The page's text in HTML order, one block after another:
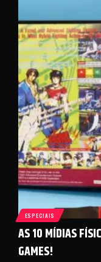
ESPECIAIS
AS 10 MÍDIAS
GAMES!